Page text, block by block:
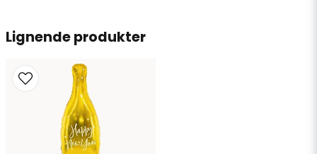
email
E-mailadresse
Ja, du kan offentliggøre mit spørgsmål
Lignende produkter